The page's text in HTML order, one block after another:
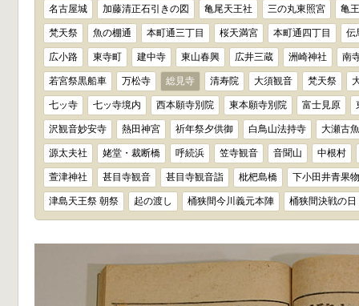
名古屋城 加藤清正石引きの図 亀尾天王社 三の丸東照宮 亀
梵天祭 魚の棚通 本町通三丁目 桜天満宮 本町通四丁目 伝
広小路 東寺町 建中寺 東山春興 広井三蔵 洲崎神社 南
若宮祭黒船車 万松寺 総見寺 清寿院 大須観音 梵天祭
七ッ寺 七ッ寺境内 西本願寺別院 東本願寺別院 富士見原
沢観音妙安寺 熱田神宮 祈年祭夕供御 白鳥山法持寺 大瀬古
源太夫社 姥堂・裁断橋 呼続浜 笠寺観音 音聞山 中根村
萱津神社 甚目寺観音 甚目寺観音詣 枇杷島橋 下小田井青果
津島天王祭 朝祭 起の渡し 桶狭間今川義元本陣 桶狭間決戦の日